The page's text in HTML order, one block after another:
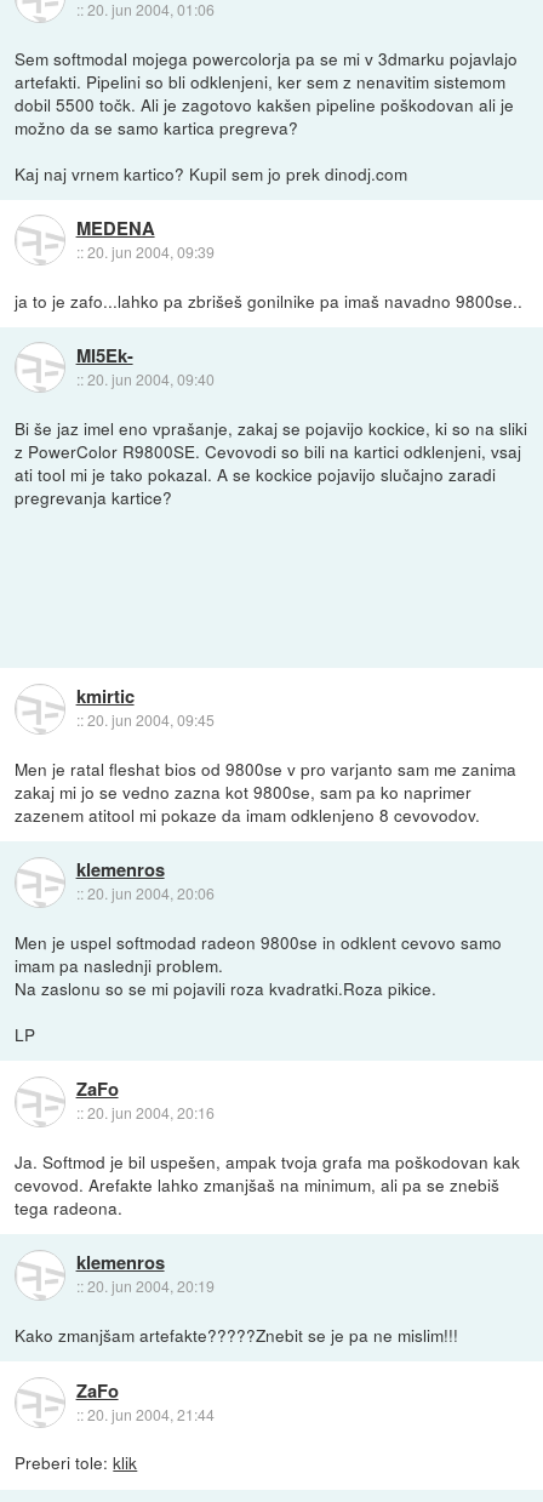
::20. jun 2004, 01:06
Sem softmodal mojega powercolorja pa se mi v 3dmarku pojavlajo
artefakti. Pipelini so bli odklenjeni, ker sem z nenavitim sistemom
dobil 5500 točk. Ali je zagotovo kakšen pipeline poškodovan ali je
možno da se samo kartica pregreva?
Kaj naj vrnem kartico? Kupil sem jo prek dinodj.com
MEDENA
::20. jun 2004, 09:39
ja to je zafo...lahko pa zbrišeš gonilnike pa imaš navadno 9800se..
MI5Ek-
::20. jun 2004, 09:40
Bi še jaz imel eno vprašanje, zakaj se pojavijo kockice, ki so na sliki
z PowerColor R9800SE. Cevovodi so bili na kartici odklenjeni, vsaj
ati tool mi je tako pokazal. A se kockice pojavijo slučajno zaradi
pregrevanja kartice?
kmirtic
::20. jun 2004, 09:45
Men je ratal fleshat bios od 9800se v pro varjanto sam me zanima
zakaj mi jo se vedno zazna kot 9800se, sam pa ko naprimer
zazenem atitool mi pokaze da imam odklenjeno 8 cevovodov.
klemenros
::20. jun 2004, 20:06
Men je uspel softmodad radeon 9800se in odklent cevovo samo
imam pa naslednji problem.
Na zaslonu so se mi pojavili roza kvadratki.Roza pikice.
LP
ZaFo
::20. jun 2004, 20:16
Ja. Softmod je bil uspešen, ampak tvoja grafa ma poškodovan kak
cevovod. Arefakte lahko zmanjšaš na minimum, ali pa se znebiš
tega radeona.
klemenros
::20. jun 2004, 20:19
Kako zmanjšam artefakte?????Znebit se je pa ne mislim!!!
ZaFo
::20. jun 2004, 21:44
Preberi tole:klik